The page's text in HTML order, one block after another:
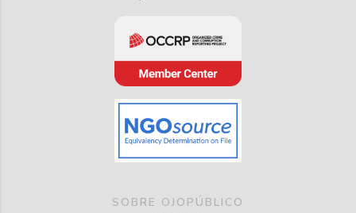
SOBRE OJOPÚBLICO